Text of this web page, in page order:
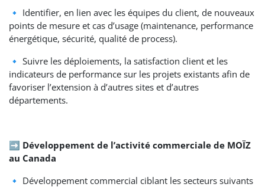
🔹 Identifier, en lien avec les équipes du client, de nouveaux
points de mesure et cas d’usage (maintenance, performance
énergétique, sécurité, qualité de process).
🔹 Suivre les déploiements, la satisfaction client et les
indicateurs de performance sur les projets existants afin de
favoriser l’extension à d’autres sites et d’autres
départements.
➡️ Développement de l’activité commerciale de MOÏZ
au Canada
🔹 Développement commercial ciblant les secteurs suivants